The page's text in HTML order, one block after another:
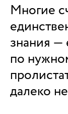
Многие
знания —
по
далеко